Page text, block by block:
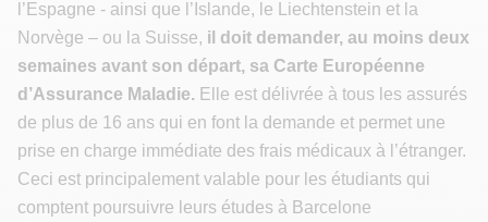
l’Espagne - ainsi que l’Islande, le Liechtenstein et la
Norvège – ou la Suisse, il doit demander, au moins deux
semaines avant son départ, sa Carte Européenne
d’Assurance Maladie. Elle est délivrée à tous les assurés
de plus de 16 ans qui en font la demande et permet une
prise en charge immédiate des frais médicaux à l’étranger.
Ceci est principalement valable pour les étudiants qui
comptent poursuivre leurs études à Barcelone